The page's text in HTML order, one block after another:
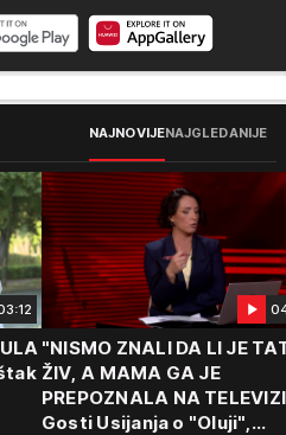
NAJNOVIJENAJGLEDANIJE
"NISMO ZNALI DA LI JE
ŽIV, A MAMA GA JE
PREPOZNALA NA
Gosti Usijanja o "Oluji",